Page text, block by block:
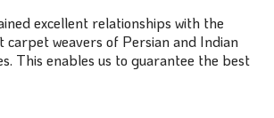
excellent relationships with the
weavers of Persian and Indian
This enables us to guarantee the best